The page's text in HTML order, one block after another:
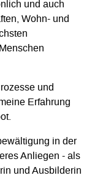
und auch
Wohn- und
und
Erfahrung
in der
Anliegen - als
und Ausbilderin